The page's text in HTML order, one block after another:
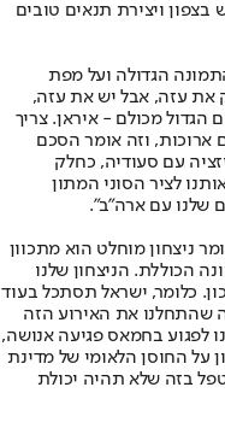
ויצירת תנאים טובים
הגדולה ועל מפת
את עזה, אבל יש את עזה,
הגדול מכולם - איראן. צריך
ארוכות, וזה אומר הסכם
עם סעודיה, כחלק
לציר הסוני המתון
שלנו עם ארה"ב".
ניצחון מוחלט הוא מתכוון
הכוללת. הניצחון שלנו
כלומר, ישראל תסתכל בעוד
שהתחלנו את האירוע הזה
לפגוע בחמאס פגיעה אנושה,
על החוסן הלאומי של מדינת
בזה שלא תהיה יכולת